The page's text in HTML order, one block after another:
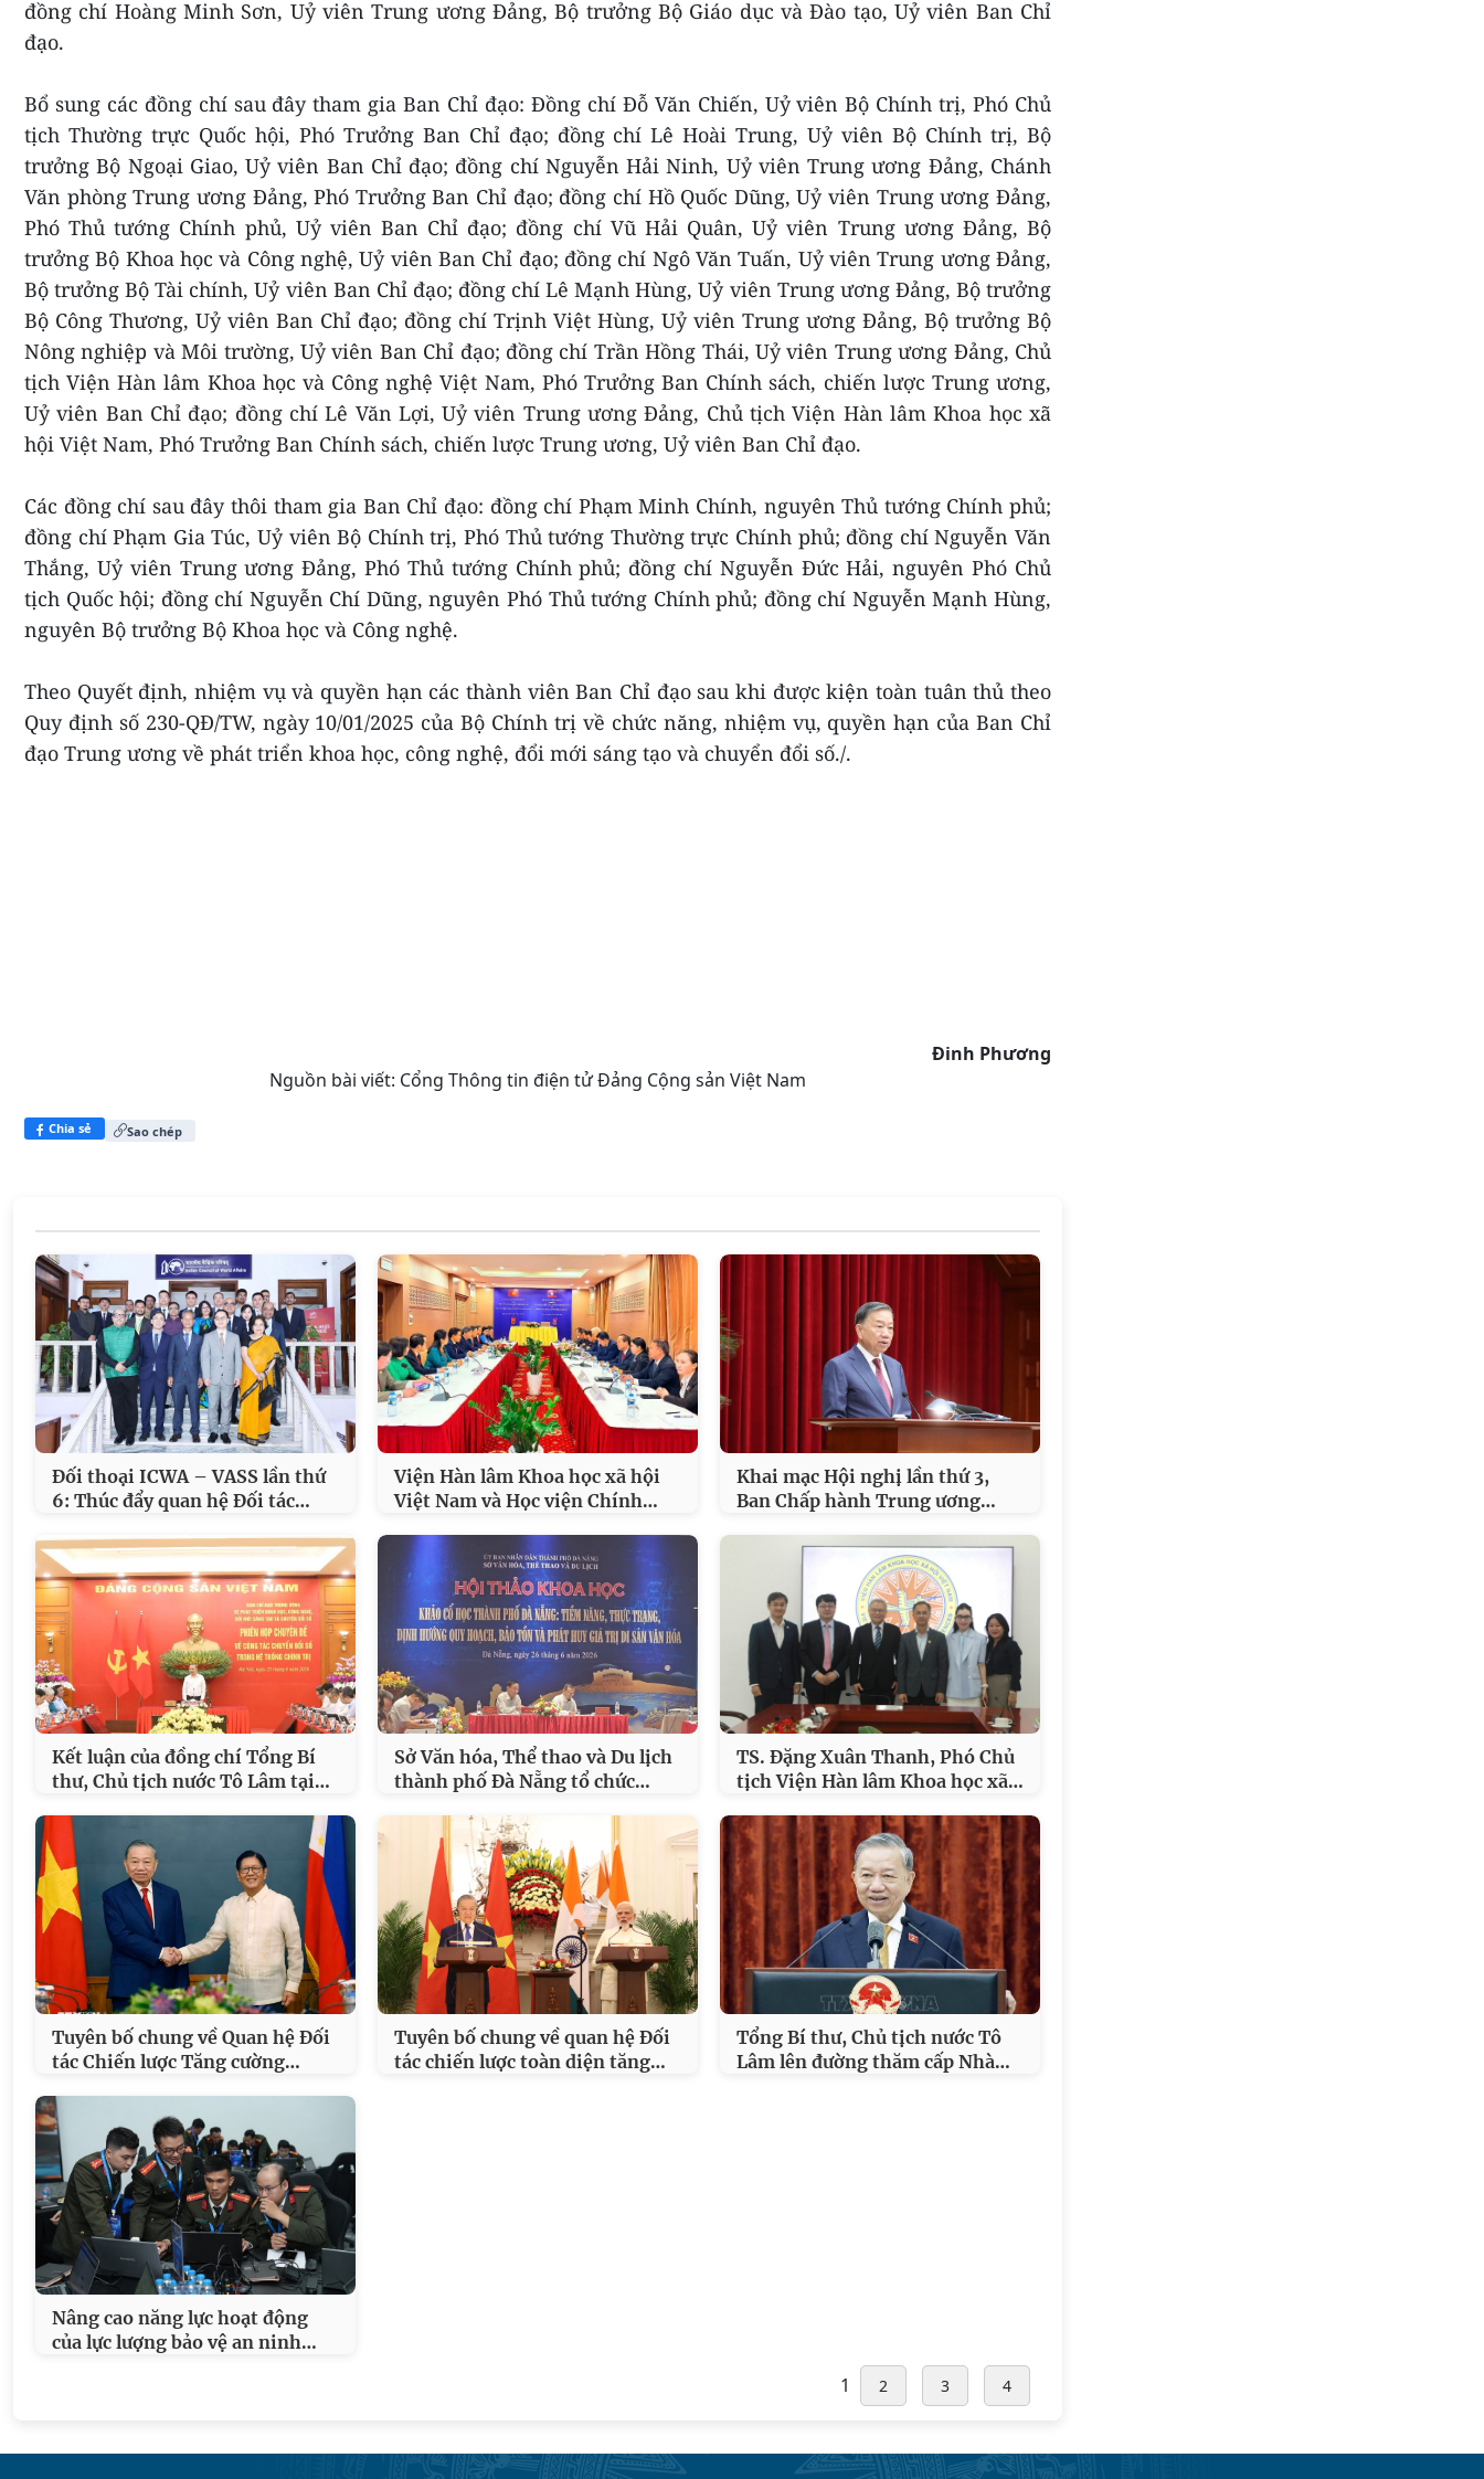
đồng chí Hoàng Minh Sơn, Uỷ viên Trung ương Đảng, Bộ trưởng Bộ Giáo dục và Đào tạo, Uỷ viên Ban Chỉ
đạo.
Bổ sung các đồng chí sau đây tham gia Ban Chỉ đạo: Đồng chí Đỗ Văn Chiến, Uỷ viên Bộ Chính trị, Phó Chủ
tịch Thường trực Quốc hội, Phó Trưởng Ban Chỉ đạo; đồng chí Lê Hoài Trung, Uỷ viên Bộ Chính trị, Bộ
trưởng Bộ Ngoại Giao, Uỷ viên Ban Chỉ đạo; đồng chí Nguyễn Hải Ninh, Uỷ viên Trung ương Đảng, Chánh
Văn phòng Trung ương Đảng, Phó Trưởng Ban Chỉ đạo; đồng chí Hồ Quốc Dũng, Uỷ viên Trung ương Đảng,
Phó Thủ tướng Chính phủ, Uỷ viên Ban Chỉ đạo; đồng chí Vũ Hải Quân, Uỷ viên Trung ương Đảng, Bộ
trưởng Bộ Khoa học và Công nghệ, Uỷ viên Ban Chỉ đạo; đồng chí Ngô Văn Tuấn, Uỷ viên Trung ương Đảng,
Bộ trưởng Bộ Tài chính, Uỷ viên Ban Chỉ đạo; đồng chí Lê Mạnh Hùng, Uỷ viên Trung ương Đảng, Bộ trưởng
Bộ Công Thương, Uỷ viên Ban Chỉ đạo; đồng chí Trịnh Việt Hùng, Uỷ viên Trung ương Đảng, Bộ trưởng Bộ
Nông nghiệp và Môi trường, Uỷ viên Ban Chỉ đạo; đồng chí Trần Hồng Thái, Uỷ viên Trung ương Đảng, Chủ
tịch Viện Hàn lâm Khoa học và Công nghệ Việt Nam, Phó Trưởng Ban Chính sách, chiến lược Trung ương,
Uỷ viên Ban Chỉ đạo; đồng chí Lê Văn Lợi, Uỷ viên Trung ương Đảng, Chủ tịch Viện Hàn lâm Khoa học xã
hội Việt Nam, Phó Trưởng Ban Chính sách, chiến lược Trung ương, Uỷ viên Ban Chỉ đạo.
Các đồng chí sau đây thôi tham gia Ban Chỉ đạo: đồng chí Phạm Minh Chính, nguyên Thủ tướng Chính phủ;
đồng chí Phạm Gia Túc, Uỷ viên Bộ Chính trị, Phó Thủ tướng Thường trực Chính phủ; đồng chí Nguyễn Văn
Thắng, Uỷ viên Trung ương Đảng, Phó Thủ tướng Chính phủ; đồng chí Nguyễn Đức Hải, nguyên Phó Chủ
tịch Quốc hội; đồng chí Nguyễn Chí Dũng, nguyên Phó Thủ tướng Chính phủ; đồng chí Nguyễn Mạnh Hùng,
nguyên Bộ trưởng Bộ Khoa học và Công nghệ.
Theo Quyết định, nhiệm vụ và quyền hạn các thành viên Ban Chỉ đạo sau khi được kiện toàn tuân thủ theo
Quy định số 230-QĐ/TW, ngày 10/01/2025 của Bộ Chính trị về chức năng, nhiệm vụ, quyền hạn của Ban Chỉ
đạo Trung ương về phát triển khoa học, công nghệ, đổi mới sáng tạo và chuyển đổi số./.
Đinh Phương
Nguồn bài viết: Cổng Thông tin điện tử Đảng Cộng sản Việt Nam
Chia sẻ Sao chép
Đối thoại ICWA – VASS lần thứ
6: Thúc đẩy quan hệ Đối tác…
Viện Hàn lâm Khoa học xã hội
Việt Nam và Học viện Chính…
Khai mạc Hội nghị lần thứ 3,
Ban Chấp hành Trung ương…
Kết luận của đồng chí Tổng Bí
thư, Chủ tịch nước Tô Lâm tại…
Sở Văn hóa, Thể thao và Du lịch
thành phố Đà Nẵng tổ chức…
TS. Đặng Xuân Thanh, Phó Chủ
tịch Viện Hàn lâm Khoa học xã…
Tuyên bố chung về Quan hệ Đối
tác Chiến lược Tăng cường…
Tuyên bố chung về quan hệ Đối
tác chiến lược toàn diện tăng…
Tổng Bí thư, Chủ tịch nước Tô
Lâm lên đường thăm cấp Nhà…
Nâng cao năng lực hoạt động
của lực lượng bảo vệ an ninh…
1
2 3 4